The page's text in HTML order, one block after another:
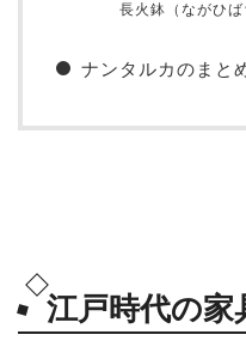
長火鉢（ながひば
ナンタルカのまと
江戸時代の家